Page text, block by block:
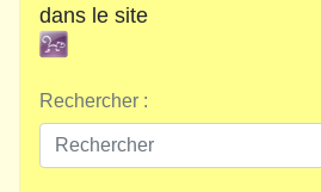
dans le site
Rechercher :